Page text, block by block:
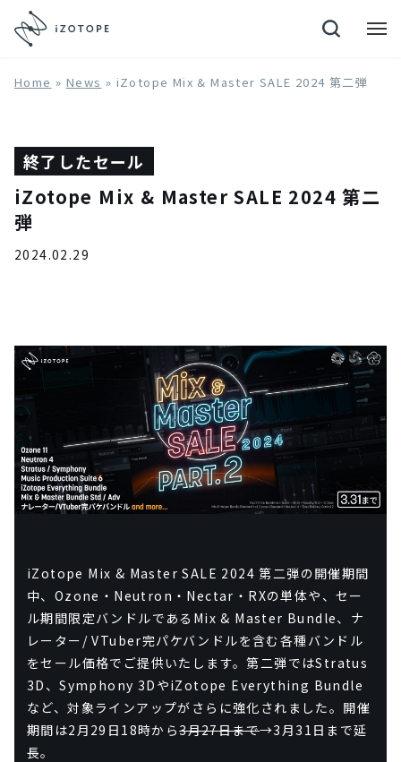
Home » News » iZotope Mix & Master SALE 2024 第二弾
終了したセール
iZotope Mix & Master SALE 2024 第二
弾
2024.02.29
iZotope Mix & Master SALE 2024 第二弾の開催期間
中、Ozone・Neutron・Nectar・RXの単体や、セー
ル期間限定バンドルであるMix & Master Bundle、ナ
レーター/ VTuber完パケバンドルを含む各種バンドル
をセール価格でご提供いたします。第二弾ではStratus
3D、Symphony 3DやiZotope Everything Bundle
など、対象ラインアップがさらに強化されました。開催
期間は2月29日18時から3月27日まで→3月31日まで延
長。